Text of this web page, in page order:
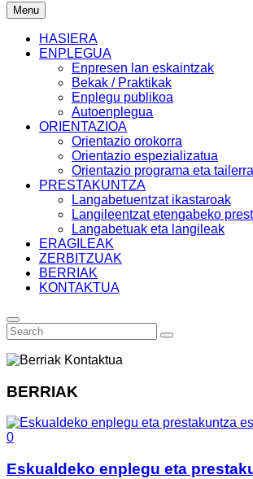
Menu
HASIERA
ENPLEGUA
Enpresen lan eskaintzak
Bekak / Praktikak
Enplegu publikoa
Autoenplegua
ORIENTAZIOA
Orientazio orokorra
Orientazio espezializatua
Orientazio programa eta
PRESTAKUNTZA
Langabetuentzat ikastaroak
Langileentzat etengabeko
Langabetuak eta langileak
ERAGILEAK
ZERBITZUAK
BERRIAK
KONTAKTUA
BERRIAK
0
Eskualdeko enplegu eta